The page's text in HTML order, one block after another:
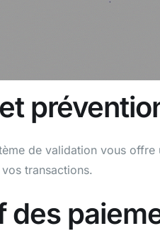
de validation vous
transactions.
des